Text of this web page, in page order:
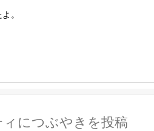
。
ィにつぶやきを投稿